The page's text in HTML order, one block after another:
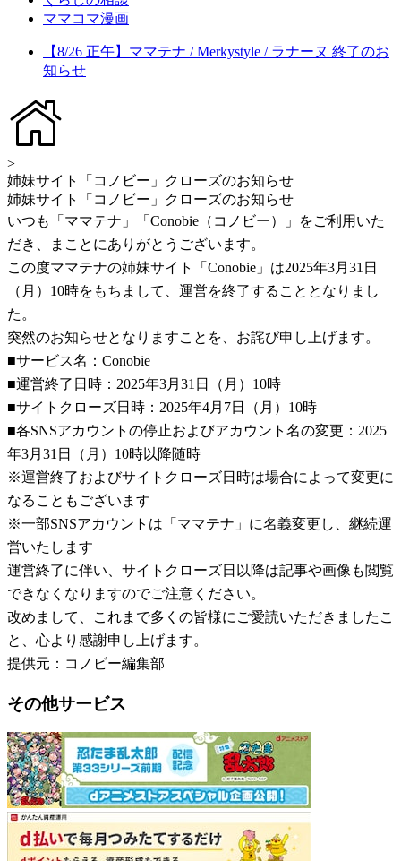
ママコマ漫画
【8/26 正午】ママテナ / Merkystyle / ラナーヌ 終了のお
知らせ
>
姉妹サイト「コノビー」クローズのお知らせ
姉妹サイト「コノビー」クローズのお知らせ
いつも「ママテナ」「Conobie（コノビー）」をご利用いた
だき、まことにありがとうございます。
この度ママテナの姉妹サイト「Conobie」は2025年3月31日
（月）10時をもちまして、運営を終了することとなりまし
た。
突然のお知らせとなりますことを、お詫び申し上げます。
■サービス名：Conobie
■運営終了日時：2025年3月31日（月）10時
■サイトクローズ日時：2025年4月7日（月）10時
■各SNSアカウントの停止およびアカウント名の変更：2025
年3月31日（月）10時以降随時
※運営終了およびサイトクローズ日時は場合によって変更に
なることもございます
※一部SNSアカウントは「ママテナ」に名義変更し、継続運
営いたします
運営終了に伴い、サイトクローズ日以降は記事や画像も閲覧
できなくなりますのでご注意ください。
改めまして、これまで多くの皆様にご愛読いただきましたこ
と、心より感謝申し上げます。
提供元：コノビー編集部
その他サービス